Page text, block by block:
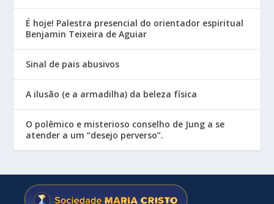
É hoje! Palestra presencial do orientador espiritual
Benjamin Teixeira de Aguiar
Sinal de pais abusivos
A ilusão (e a armadilha) da beleza física
O polêmico e misterioso conselho de Jung a se
atender a um “desejo perverso”.